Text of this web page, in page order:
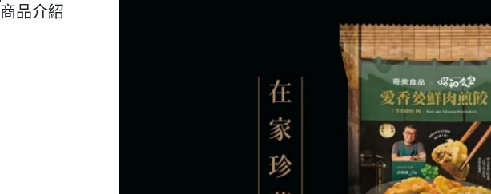
【C'est si bon幸福頌】雪霜熔岩乳酪年輪蛋糕 (冷凍)
36513734,105070720CM00111,480.0,4,480.0,deny,480.0,,【C'est si bon幸
福頌】雪霜熔岩乳酪年輪蛋糕 (冷凍) - ,cyberbiz,6
商品介紹